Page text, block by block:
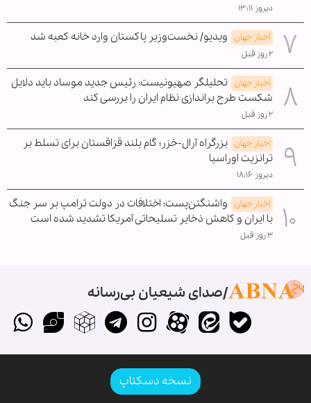
دیروز ۱۳:۱۱
اخبار جهان ویدیو/ نخست‌وزیر پاکستان وارد خانه کعبه شد
۲ روز قبل
اخبار جهان تحلیلگر صهیونیست: رئیس جدید موساد باید دلایل
شکست طرح براندازی نظام ایران را بررسی کند
۲ روز قبل
اخبار جهان بزرگراه آرال-خزر؛ گام بلند قزاقستان برای تسلط بر
ترانزیت اوراسیا
دیروز ۱۸:۱۶
اخبار جهان واشنگتن‌پست: اختلافات در دولت ترامپ بر سر جنگ
با ایران و کاهش ذخایر تسلیحاتی آمریکا تشدید شده است
۳ روز قبل
صدای شیعیان بی‌رسانه
نسخه دسکتاپ